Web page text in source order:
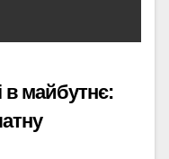
в майбутнє: